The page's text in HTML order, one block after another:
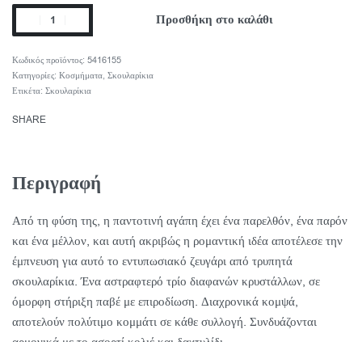
Προσθήκη στο καλάθι
5416155
Κατηγορίες: Κοσμήματα, Σκουλαρίκια
Ετικέτα: Σκουλαρίκια
SHARE
Περιγραφή
Από τη φύση της, η παντοτινή αγάπη έχει ένα παρελθόν, ένα παρόν
και ένα μέλλον, και αυτή ακριβώς η ρομαντική ιδέα αποτέλεσε την
έμπνευση για αυτό το εντυπωσιακό ζευγάρι από τρυπητά
σκουλαρίκια. Ένα αστραφτερό τρίο διαφανών κρυστάλλων, σε
όμορφη στήριξη παβέ με επιροδίωση. Διαχρονικά κομψά,
αποτελούν πολύτιμο κομμάτι σε κάθε συλλογή. Συνδυάζονται